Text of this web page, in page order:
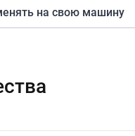
на свою машину